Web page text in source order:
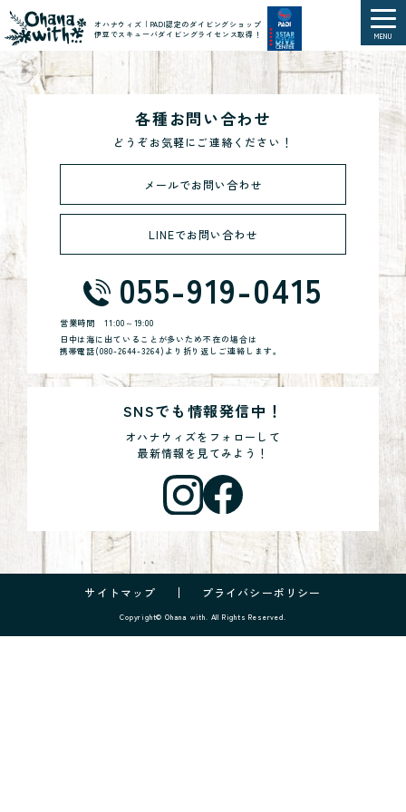
オハナウィズ｜PADI認定のダイビングショップ
伊豆でスキューバダイビングライセンス取得！
MENU
各種お問い合わせ
どうぞお気軽にご連絡ください！
メールでお問い合わせ
LINEでお問い合わせ
055-919-0415
営業時間11:00～19:00
日中は海に出ていることが多いため不在の場合は
携帯電話(080-2644-3264)より折り返しご連絡します。
SNSでも情報発信中！
オハナウィズをフォローして
最新情報を見てみよう！
サイトマップ プライバシーポリシー
Copyright© Ohana with. All Rights Reserved.